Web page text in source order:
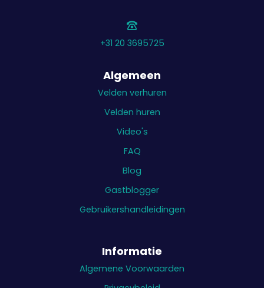
+31 20 3695725
Algemeen
Velden verhuren
Velden huren
Video's
FAQ
Blog
Gastblogger
Gebruikershandleidingen
Informatie
Algemene Voorwaarden